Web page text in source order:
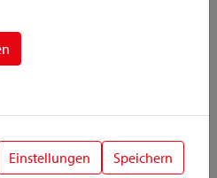
Einstellungen Speichern